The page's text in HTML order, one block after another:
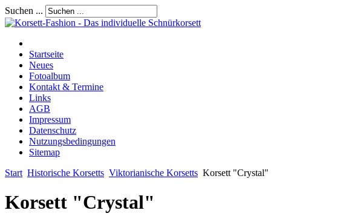
Suchen ...
Startseite
Neues
Fotoalbum
Kontakt & Termine
Links
AGB
Impressum
Datenschutz
Nutzungsbedingungen
Sitemap
Start Historische Korsetts Viktorianische Korsetts Korsett "Crystal"
Korsett "Crystal"